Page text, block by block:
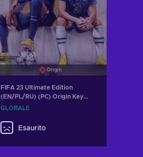
Origin
FIFA 23 Ultimate Edition
(EN/PL/RU) (PC) Origin Key
GLOBAL
GLOBALE
Esaurito